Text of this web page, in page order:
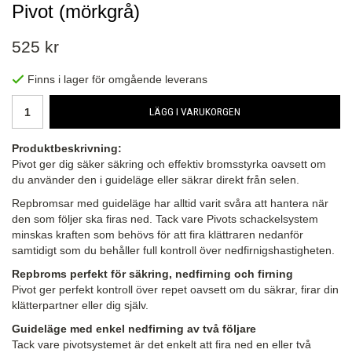
Pivot (mörkgrå)
525 kr
Finns i lager för omgående leverans
LÄGG I VARUKORGEN
Produktbeskrivning:
Pivot ger dig säker säkring och effektiv bromsstyrka oavsett om
du använder den i guideläge eller säkrar direkt från selen.
Repbromsar med guideläge har alltid varit svåra att hantera när
den som följer ska firas ned. Tack vare Pivots schackelsystem
minskas kraften som behövs för att fira klättraren nedanför
samtidigt som du behåller full kontroll över nedfirnigshastigheten.
Repbroms perfekt för säkring, nedfirning och firning
Pivot ger perfekt kontroll över repet oavsett om du säkrar, firar din
klätterpartner eller dig själv.
Guideläge med enkel nedfirning av två följare
Tack vare pivotsystemet är det enkelt att fira ned en eller två